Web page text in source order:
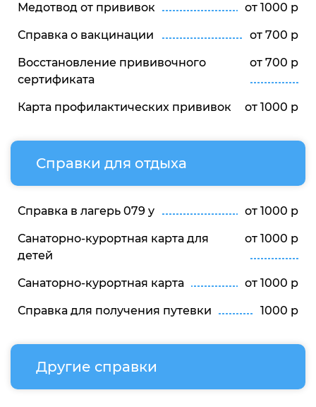
Медотвод от прививок от 1000 р
Справка о вакцинации от 700 р
Восстановление прививочного
сертификата
от 700 р
Карта профилактических прививок от 1000 р
Справки для отдыха
Справка в лагерь 079 у от 1000 р
Санаторно-курортная карта для
детей
от 1000 р
Санаторно-курортная карта от 1000 р
Справка для получения путевки 1000 р
Другие справки